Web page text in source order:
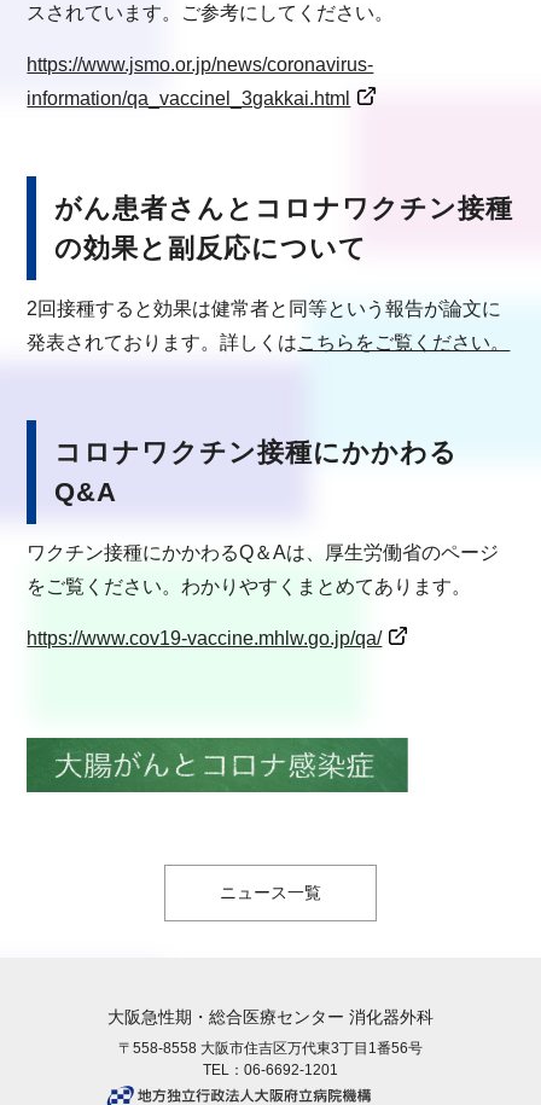
スされています。ご参考にしてください。
https://www.jsmo.or.jp/news/coronavirus-
information/qa_vaccinel_3gakkai.html
がん患者さんとコロナワクチン接種
の効果と副反応について
2回接種すると効果は健常者と同等という報告が論文に
発表されております。詳しくはこちらをご覧ください。
コロナワクチン接種にかかわる
Q&A
ワクチン接種にかかわるQ＆Aは、厚生労働省のページ
をご覧ください。わかりやすくまとめてあります。
https://www.cov19-vaccine.mhlw.go.jp/qa/
ニュース一覧
大阪急性期・総合医療センター 消化器外科
〒558-8558 大阪市住吉区万代東3丁目1番56号
TEL： 06-6692-1201